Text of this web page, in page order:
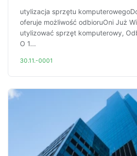
utylizacja sprzętu
oferuje możliwość odbioruOni Już
utylizować sprzęt komputerowy,
O 1...
30.11.-0001